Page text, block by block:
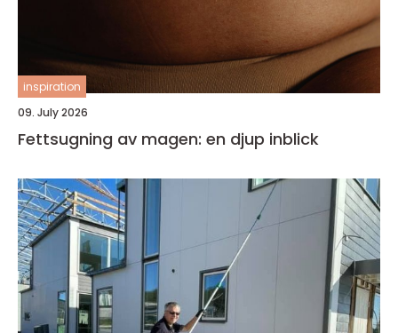
inspiration
09. July 2026
Fettsugning av magen: en djup inblick